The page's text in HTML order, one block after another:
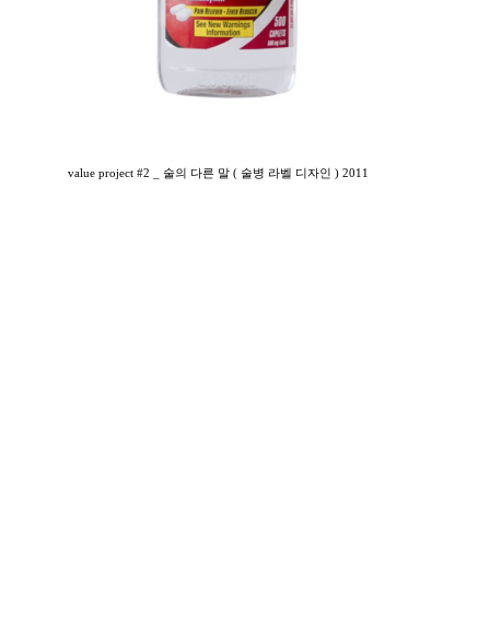
value project #2 _ 술의 다른 말 ( 술병 라벨 디자인 ) 2011